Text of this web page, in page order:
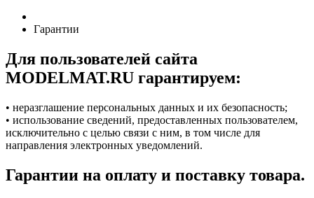
Гарантии
Для пользователей сайта
MODELMAT.RU гарантируем:
• неразглашение персональных данных и их безопасность;
• использование сведений, предоставленных пользователем,
исключительно с целью связи с ним, в том числе для
направления электронных уведомлений.
Гарантии на оплату и поставку товара.